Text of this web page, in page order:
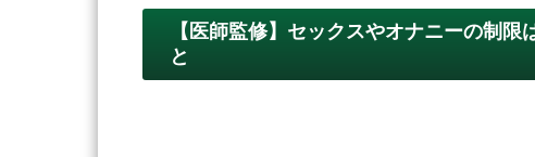
【医師監修】セックスやオナニーの制
と